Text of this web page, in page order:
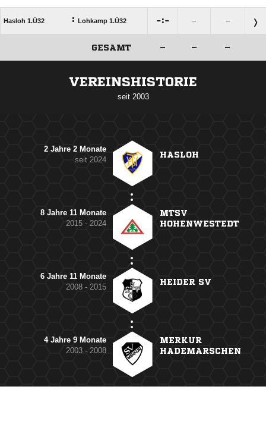
Hasloh 1.Ü32 : Lohkamp 1.Ü32 : – –
GESAMT – – –
VEREINSHISTORIE
seit 2003
2 Jahre 2 Monate
seit 2024
HASLOH
8 Jahre 11 Monate
2015 - 2024
MTSV
HOHENWESTEDT
6 Jahre 11 Monate
2008 - 2015
HEIDER SV
4 Jahre 9 Monate
2003 - 2008
MERKUR
HADEMARSCHEN